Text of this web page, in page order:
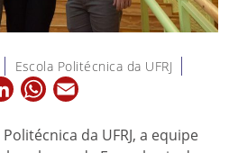
Escola Politécnica da UFRJ
LinkedInWhatsApp
da UFRJ, a equipe